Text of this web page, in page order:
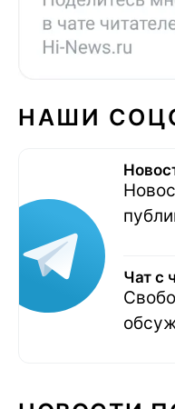
НАШИ
Чат с